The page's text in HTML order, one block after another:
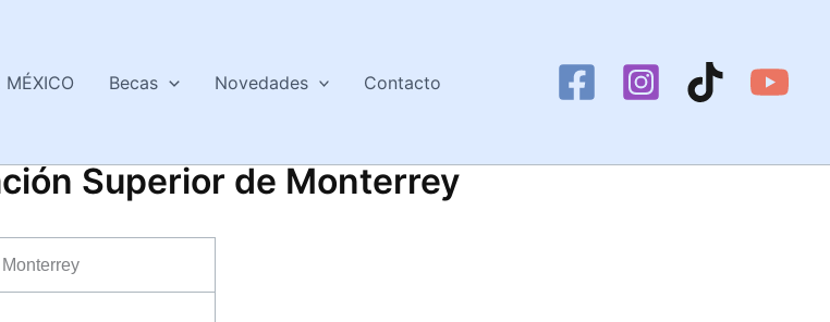
MÉXICO Becas Novedades Contacto
Superior de Monterrey